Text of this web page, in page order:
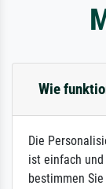
Wie
Die
ist einfach
bestimmen